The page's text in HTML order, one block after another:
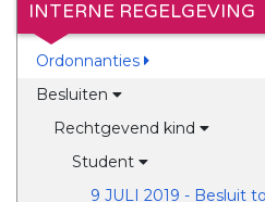
INTERNE REGELGEVING
Ordonnanties
Besluiten
Rechtgevend kind
Student
9 JULI 2019 - Besluit